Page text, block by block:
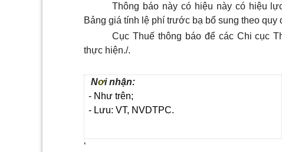
Thông báo này có hiệu này có hiệu
Bảng giá tính lệ phí trước bạ bổ sung theo quy
Cục Thuế thông báo để các Chi cục
thực hiện./.
Nơi nhận:
- Như trên;
- Lưu: VT, NVDTPC.
‘